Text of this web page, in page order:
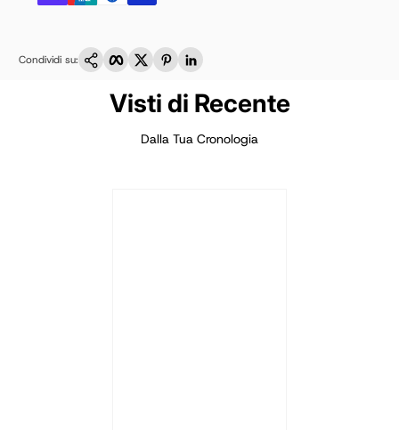
Condividi su:
Copia linkFacebook
TwitterPinterestLinkedIn
Visti di Recente
Dalla Tua Cronologia